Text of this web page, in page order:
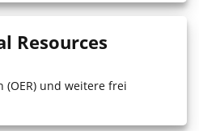
Resources
(OER) und weitere frei